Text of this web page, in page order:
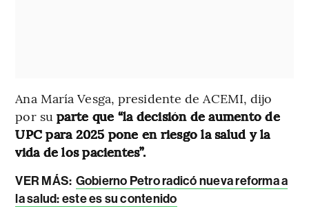
Ana María Vesga, presidente de ACEMI, dijo
por su parte que “la decisión de aumento de
UPC para 2025 pone en riesgo la salud y la
vida de los pacientes”.
VER MÁS: Gobierno Petro radicó nueva reforma a
la salud: este es su contenido